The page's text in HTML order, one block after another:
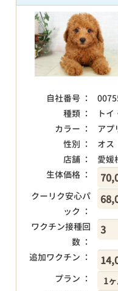
自社番号 ：
種類 ：
ト
カラー ：
アプ
性別 ：
オス
店舗 ：
愛媛
生体価格 ：
クーリク安心パ
ック ：
ワクチン接種回
数 ：
追加ワクチン ：
プラン ：